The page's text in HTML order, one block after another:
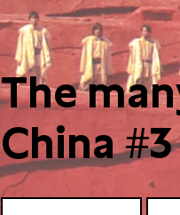
The
China #3